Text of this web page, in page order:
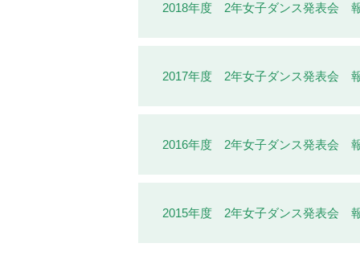
2018年度 2年女子ダンス発表会
2017年度 2年女子ダンス発表会
2016年度 2年女子ダンス発表会
2015年度 2年女子ダンス発表会